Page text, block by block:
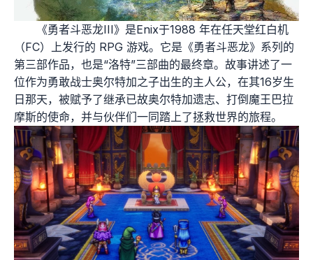
《勇者斗恶龙III》是Enix于1988 年在任天堂红白机
（FC）上发行的 RPG 游戏。它是《勇者斗恶龙》系列的
第三部作品，也是“洛特”三部曲的最终章。故事讲述了一
位作为勇敢战士奥尔特加之子出生的主人公，在其16岁生
日那天，被赋予了继承已故奥尔特加遗志、打倒魔王巴拉
摩斯的使命，并与伙伴们一同踏上了拯救世界的旅程。